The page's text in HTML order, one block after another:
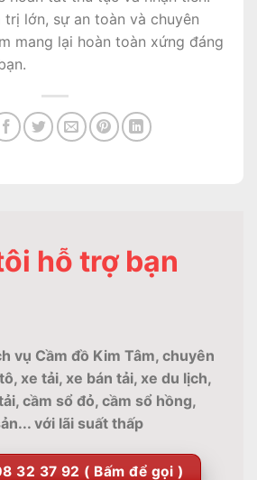
lớn, sự an toàn và chuyên
mang lại hoàn toàn xứng đáng
hỗ trợ bạn
vụ Cầm đồ Kim Tâm, chuyên
xe tải, xe bán tải, xe du lịch,
cầm sổ đỏ, cầm sổ hồng,
với lãi suất thấp
32 37 92 ( Bấm để gọi )